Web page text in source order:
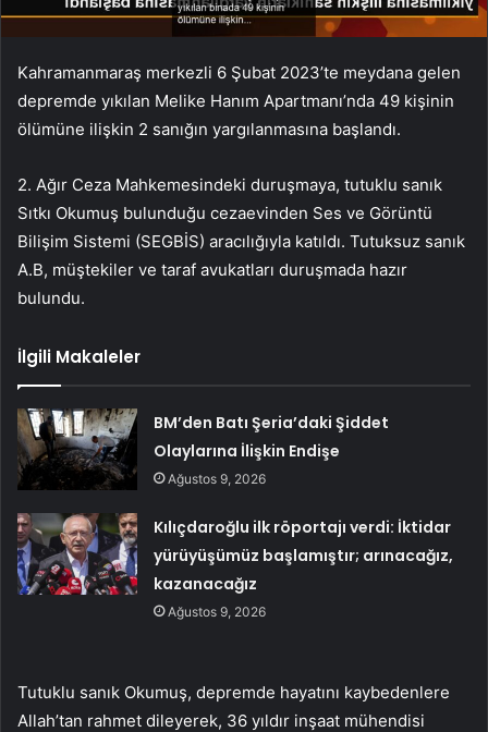
Kahramanmaraş merkezli 6 Şubat 2023’te meydana gelen
depremde yıkılan Melike Hanım Apartmanı’nda 49 kişinin
ölümüne ilişkin 2 sanığın yargılanmasına başlandı.
2. Ağır Ceza Mahkemesindeki duruşmaya, tutuklu sanık
Sıtkı Okumuş bulunduğu cezaevinden Ses ve Görüntü
Bilişim Sistemi (SEGBİS) aracılığıyla katıldı. Tutuksuz sanık
A.B, müştekiler ve taraf avukatları duruşmada hazır
bulundu.
İlgili Makaleler
BM’den Batı Şeria’daki Şiddet
Olaylarına İlişkin Endişe
Ağustos 9, 2026
Kılıçdaroğlu ilk röportajı verdi: İktidar
yürüyüşümüz başlamıştır; arınacağız,
kazanacağız
Ağustos 9, 2026
Tutuklu sanık Okumuş, depremde hayatını kaybedenlere
Allah’tan rahmet dileyerek, 36 yıldır inşaat mühendisi